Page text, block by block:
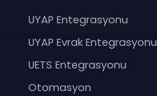
UYAP Entegrasyonu
UYAP Evrak Entegrasyonu
UETS Entegrasyonu
Otomasyon